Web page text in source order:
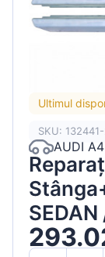
Ultimul
SKU:
AUDI
SEDAN